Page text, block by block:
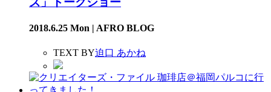
2018.6.25 Mon | AFRO BLOG
TEXT BY迫口 あかね